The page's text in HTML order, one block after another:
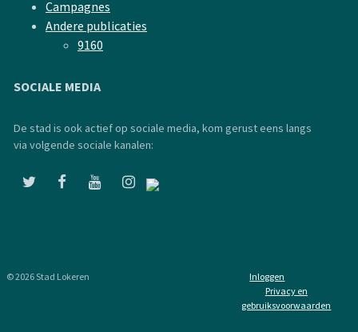
Campagnes
Andere publicaties
9160
SOCIALE MEDIA
De stad is ook actief op sociale media, kom gerust eens langs
via volgende sociale kanalen:
© 2026 Stad Lokeren
Inloggen
Privacy en
gebruiksvoorwaarden